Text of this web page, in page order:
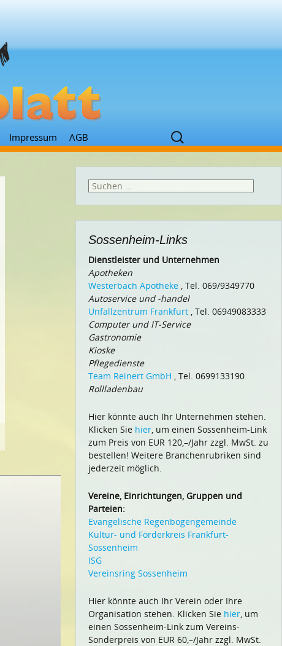
Impressum AGB
Suchen
nach:
Suchen
Sossenheim-Links
Dienstleister und Unternehmen
Apotheken
Westerbach Apotheke , Tel. 069/9349770
Autoservice und -handel
Unfallzentrum Frankfurt , Tel. 06949083333
Computer und IT-Service
Gastronomie
Kioske
Pflegedienste
Team Reinert GmbH , Tel. 0699133190
Rollladenbau
Hier könnte auch Ihr Unternehmen stehen.
Klicken Sie hier, um einen Sossenheim-Link
zum Preis von EUR 120,–/Jahr zzgl. MwSt. zu
bestellen! Weitere Branchenrubriken sind
jederzeit möglich.
Vereine, Einrichtungen, Gruppen und
Parteien:
Evangelische Regenbogengemeinde
Kultur- und Förderkreis Frankfurt-
Sossenheim
ISG
Vereinsring Sossenheim
Hier könnte auch Ihr Verein oder Ihre
Organisation stehen. Klicken Sie hier, um
einen Sossenheim-Link zum Vereins-
Sonderpreis von EUR 60,–/Jahr zzgl. MwSt.